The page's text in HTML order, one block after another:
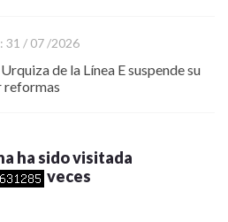
31 / 07 /2026
de la Línea E suspende su
reformas
ha sido visitada
veces